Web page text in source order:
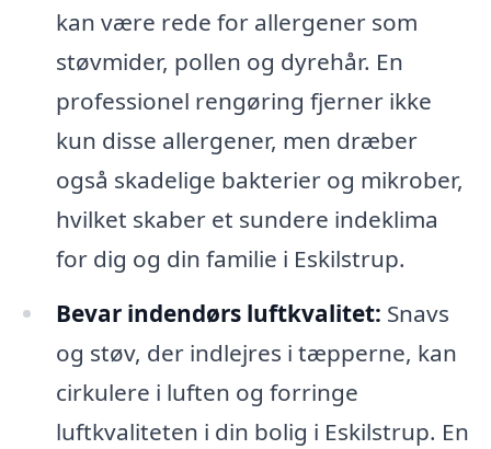
kan være rede for allergener som
støvmider, pollen og dyrehår. En
professionel rengøring fjerner ikke
kun disse allergener, men dræber
også skadelige bakterier og mikrober,
hvilket skaber et sundere indeklima
for dig og din familie i Eskilstrup.
Bevar indendørs luftkvalitet: Snavs
og støv, der indlejres i tæpperne, kan
cirkulere i luften og forringe
luftkvaliteten i din bolig i Eskilstrup. En